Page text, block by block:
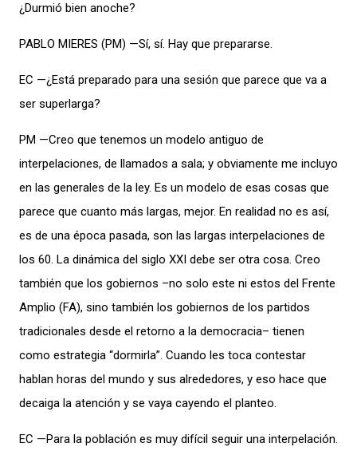
¿Durmió bien anoche?
PABLO MIERES (PM) —Sí, sí. Hay que prepararse.
EC —¿Está preparado para una sesión que parece que va a
ser superlarga?
PM —Creo que tenemos un modelo antiguo de
interpelaciones, de llamados a sala; y obviamente me incluyo
en las generales de la ley. Es un modelo de esas cosas que
parece que cuanto más largas, mejor. En realidad no es así,
es de una época pasada, son las largas interpelaciones de
los 60. La dinámica del siglo XXI debe ser otra cosa. Creo
también que los gobiernos –no solo este ni estos del Frente
Amplio (FA), sino también los gobiernos de los partidos
tradicionales desde el retorno a la democracia– tienen
como estrategia “dormirla”. Cuando les toca contestar
hablan horas del mundo y sus alrededores, y eso hace que
decaiga la atención y se vaya cayendo el planteo.
EC —Para la población es muy difícil seguir una interpelación.